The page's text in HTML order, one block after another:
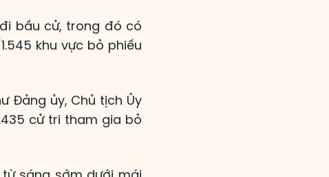
bầu cử, trong đó có
khu vực bỏ phiếu
Đảng ủy, Chủ tịch Ủy
cử tri tham gia bỏ